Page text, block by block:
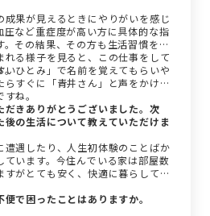
成果が見えるときにやりがいを感じ
圧など重症度が高い方に具体的な指
その結果、その方も生活習慣を変
れる様子を見ると、この仕事をして
。
いひとみ」で名前を覚えてもらいや
すぐに「青井さん」と声をかけて
ね。
だきありがとうございました。次
の生活について教えていただけま
遭遇したり、人生初体験のことばか
ています。今住んでいる家は部屋数
がとても安く、快適に暮らしてい
で困ったことはありますか。